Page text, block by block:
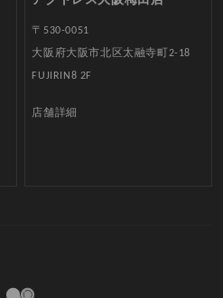
〒530-0051
大阪府大阪市北区太融寺町2-18
FUJIRIN8 2F
店舗詳細